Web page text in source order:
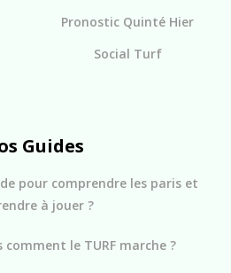
Pronostic Quinté Hier
Social Turf
Guides
pour comprendre les paris et
à jouer ?
comment le TURF marche ?